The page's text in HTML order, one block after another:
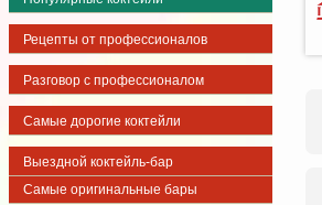
Рецепты от профессионалов
Разговор с профессионалом
Самые дорогие коктейли
Выездной коктейль-бар
Самые оригинальные бары